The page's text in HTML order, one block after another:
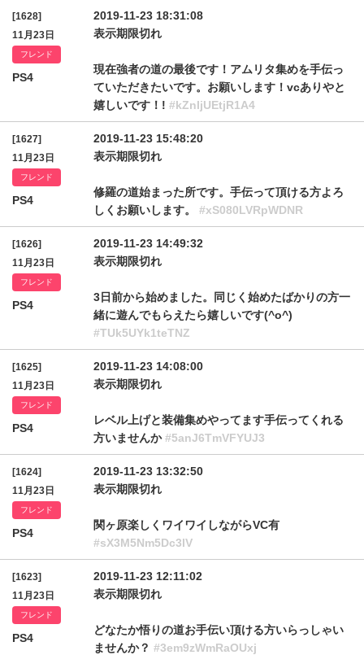
[1628]
11月23日
フレンド
PS4
2019-11-23 18:31:08
表示期限切れ
現在強者の道の最後です！アムリタ集めを手伝っ
ていただきたいです。お願いします！vcありやと
嬉しいです！! #kZnljUEtjR1A4
[1627]
11月23日
フレンド
PS4
2019-11-23 15:48:20
表示期限切れ
修羅の道始まった所です。手伝って頂ける方よろ
しくお願いします。 #xS080LVRpWDNR
[1626]
11月23日
フレンド
PS4
2019-11-23 14:49:32
表示期限切れ
3日前から始めました。同じく始めたばかりの方一
緒に遊んでもらえたら嬉しいです(^o^)
#TUk5UYk1teTNZ
[1625]
11月23日
フレンド
PS4
2019-11-23 14:08:00
表示期限切れ
レベル上げと装備集めやってます手伝ってくれる
方いませんか#5anJ6TmVFYUJ3
[1624]
11月23日
フレンド
PS4
2019-11-23 13:32:50
表示期限切れ
関ヶ原楽しくワイワイしながらVC有
#sX3M5Nm5Dc3lV
[1623]
11月23日
フレンド
PS4
2019-11-23 12:11:02
表示期限切れ
どなたか悟りの道お手伝い頂ける方いらっしゃい
ませんか？ #3em9zWmRaOUxj